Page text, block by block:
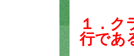
１．ク
行であ